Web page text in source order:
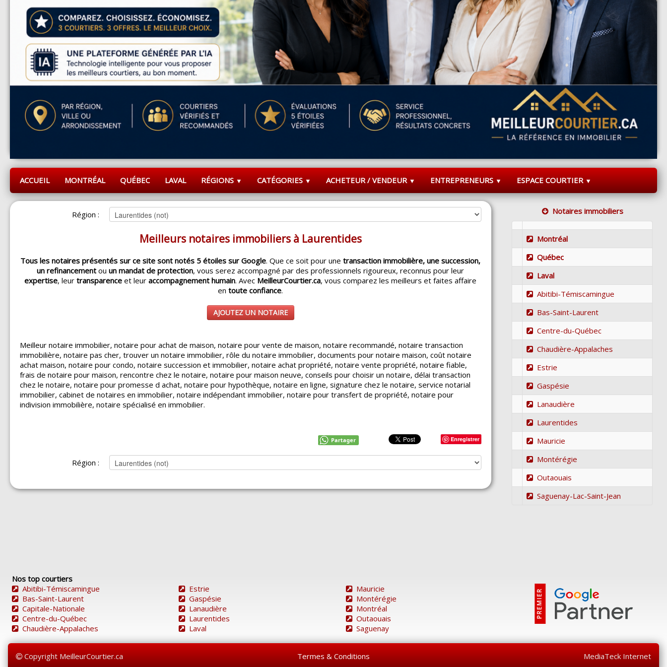
ACCUEIL MONTRÉAL QUÉBEC LAVAL RÉGIONS ▼ CATÉGORIES ▼ ACHETEUR / VENDEUR ▼ ENTREPRENEURS ▼ ESPACE COURTIER ▼
Région :
Meilleurs notaires immobiliers à Laurentides
Tous les notaires présentés sur ce site sont notés 5 étoiles sur Google. Que ce soit pour unetransaction immobilière, une succession,
un refinancement ouun mandat de protection, vous serez accompagné par des professionnels rigoureux, reconnus pour leur
expertise, leurtransparence et leuraccompagnement humain. Avec MeilleurCourtier.ca, vous comparez les meilleurs et faites affaire
entoute confiance.
AJOUTEZ UN NOTAIRE
Meilleur notaire immobilier, notaire pour achat de maison, notaire pour vente de maison, notaire recommandé, notaire transaction
immobilière, notaire pas cher, trouver un notaire immobilier, rôle du notaire immobilier, documents pour notaire maison, coût notaire
achat maison, notaire pour condo, notaire succession et immobilier, notaire achat propriété, notaire vente propriété, notaire fiable,
frais de notaire pour maison, rencontre chez le notaire, notaire pour maison neuve, conseils pour choisir un notaire, délai transaction
chez le notaire, notaire pour promesse d achat, notaire pour hypothèque, notaire en ligne, signature chez le notaire, service notarial
immobilier, cabinet de notaires en immobilier, notaire indépendant immobilier, notaire pour transfert de propriété, notaire pour
indivision immobilière, notaire spécialisé en immobilier.
Enregistrer
Partager
Région :
Notaires immobiliers
Montréal
Québec
Laval
Abitibi-Témiscamingue
Bas-Saint-Laurent
Centre-du-Québec
Chaudière-Appalaches
Estrie
Gaspésie
Lanaudière
Laurentides
Mauricie
Montérégie
Outaouais
Saguenay-Lac-Saint-Jean
Nos top courtiers
Abitibi-Témiscamingue
Bas-Saint-Laurent
Capitale-Nationale
Centre-du-Québec
Chaudière-Appalaches
Estrie
Gaspésie
Lanaudière
Laurentides
Laval
Mauricie
Montérégie
Montréal
Outaouais
Saguenay
Copyright MeilleurCourtier.ca Termes & Conditions MediaTeck Internet